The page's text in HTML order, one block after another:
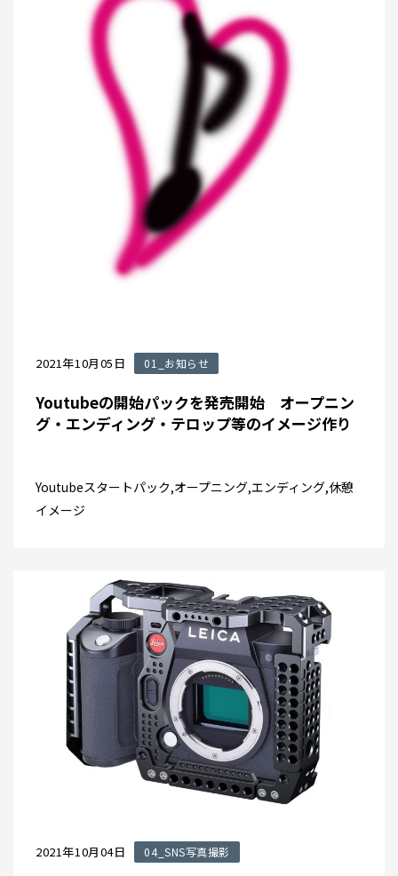
2021年10月05日 01_お知らせ
Youtubeの開始パックを発売開始 オープニン
グ・エンディング・テロップ等のイメージ作り
Youtubeスタートパック,オープニング,エンディング,休憩
イメージ
2021年10月04日 04_SNS写真撮影